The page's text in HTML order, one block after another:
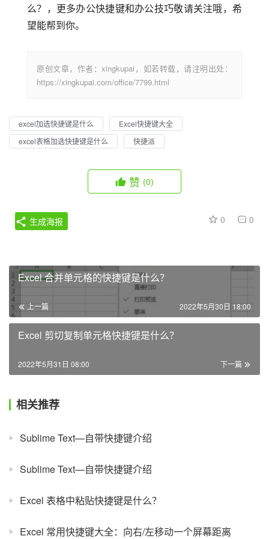
么？，更多办公快捷键和办公技巧敬请关注哦，希
望能帮到你。
原创文章，作者：xingkupai，如若转载，请注明出处：
https://xingkupai.com/office/7799.html
excel加选快捷键是什么
Excel快捷键大全
excel表格加选快捷键是什么
快捷派
赞 (0)
0 0
生成海报
Excel 合并单元格的快捷键是什么？
上一篇 2022年5月30日 18:00
Excel 剪切复制单元格快捷键是什么？
下一篇
2022年5月31日 08:00
相关推荐
Sublime Text—自带快捷键介绍
Sublime Text—自带快捷键介绍
Excel 表格中粘贴快捷键是什么？
Excel 常用快捷键大全：向右/左移动一个屏幕距离